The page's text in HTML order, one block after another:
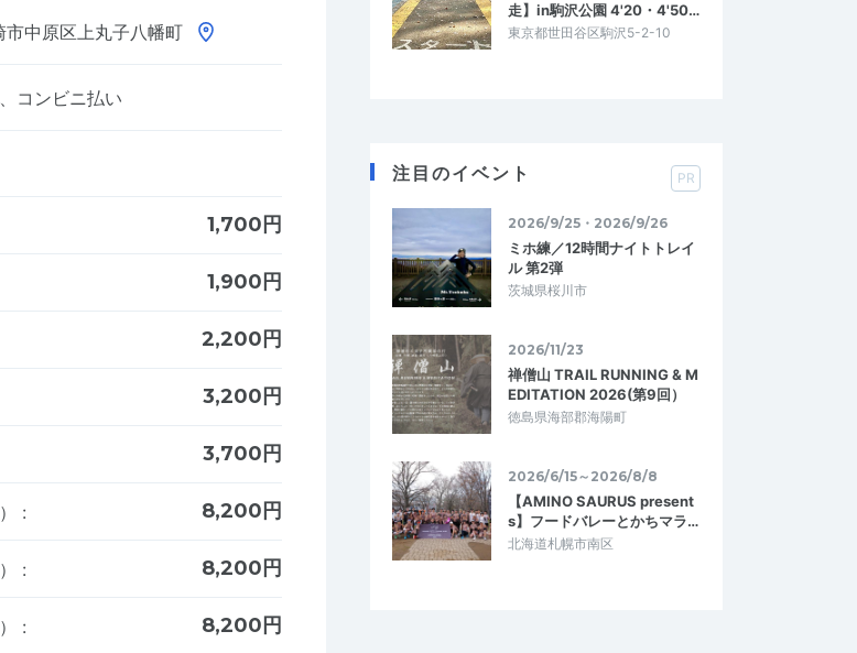
中原区上丸子八幡町
コンビニ払い
1,700円
1,900円
2,200円
3,200円
3,700円
: 8,200円
: 8,200円
: 8,200円
走】in駒沢公園 4'20・4'50…
東京都世田谷区駒沢5-2-10
注目のイベント PR
2026/9/25・2026/9/26
ミホ練／12時間ナイトトレイ
ル 第2弾
茨城県桜川市
2026/11/23
禅僧山 TRAIL RUNNING & M
EDITATION 2026(第9回）
徳島県海部郡海陽町
2026/6/15～2026/8/8
【AMINO SAURUS present
s】フードバレーとかちマラ…
北海道札幌市南区